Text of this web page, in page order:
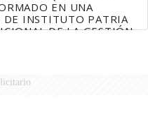
EN UNA
DE INSTITUTO PATRIA
DE LA GESTIÓN